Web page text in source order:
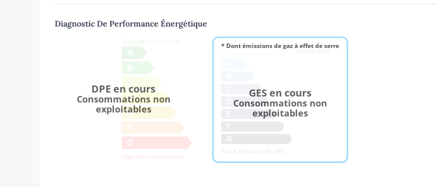
Diagnostic De Performance Énergétique
D
E
G
Logement énergivore
DPE en cours
Consommations non
exploitables
* Dont émissions de gaz à effet de serre
G
Forte émission de GES
GES en cours
Consommations non
exploitables